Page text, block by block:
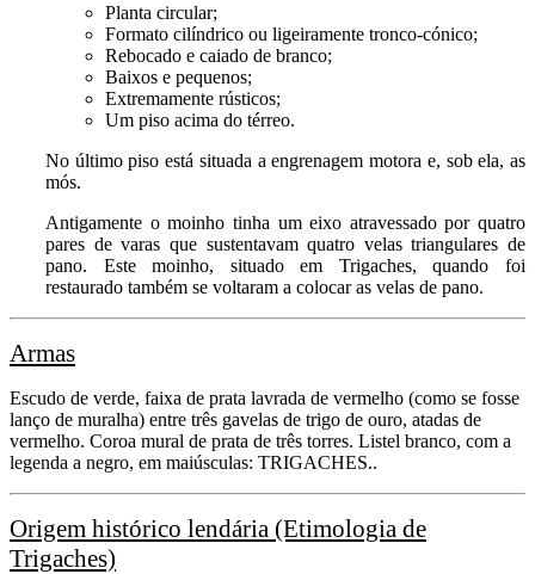
Planta circular;
Formato cilíndrico ou ligeiramente tronco-cónico;
Rebocado e caiado de branco;
Baixos e pequenos;
Extremamente rústicos;
Um piso acima do térreo.
No último piso está situada a engrenagem motora e, sob ela, as
mós.
Antigamente o moinho tinha um eixo atravessado por quatro
pares de varas que sustentavam quatro velas triangulares de
pano. Este moinho, situado em Trigaches, quando foi
restaurado também se voltaram a colocar as velas de pano.
Armas
Escudo de verde, faixa de prata lavrada de vermelho (como se fosse
lanço de muralha) entre três gavelas de trigo de ouro, atadas de
vermelho. Coroa mural de prata de três torres. Listel branco, com a
legenda a negro, em maiúsculas: TRIGACHES..
Origem histórico lendária (Etimologia de
Trigaches)